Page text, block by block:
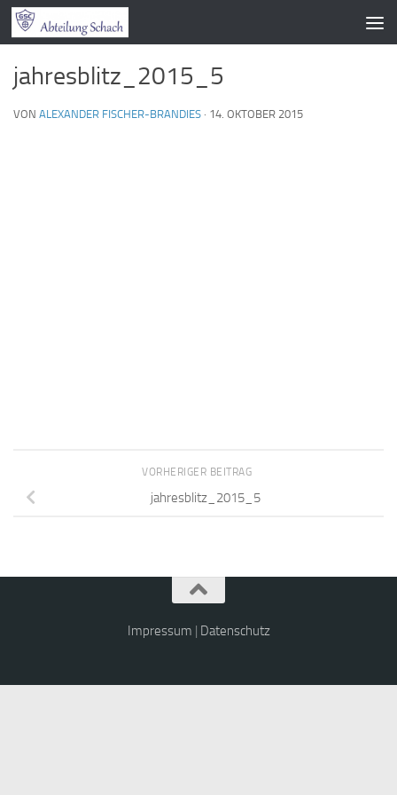
Zum Inhalt springen
jahresblitz_2015_5
VON ALEXANDER FISCHER-BRANDIES · 14. OKTOBER 2015
VORHERIGER BEITRAG
jahresblitz_2015_5
Impressum | Datenschutz